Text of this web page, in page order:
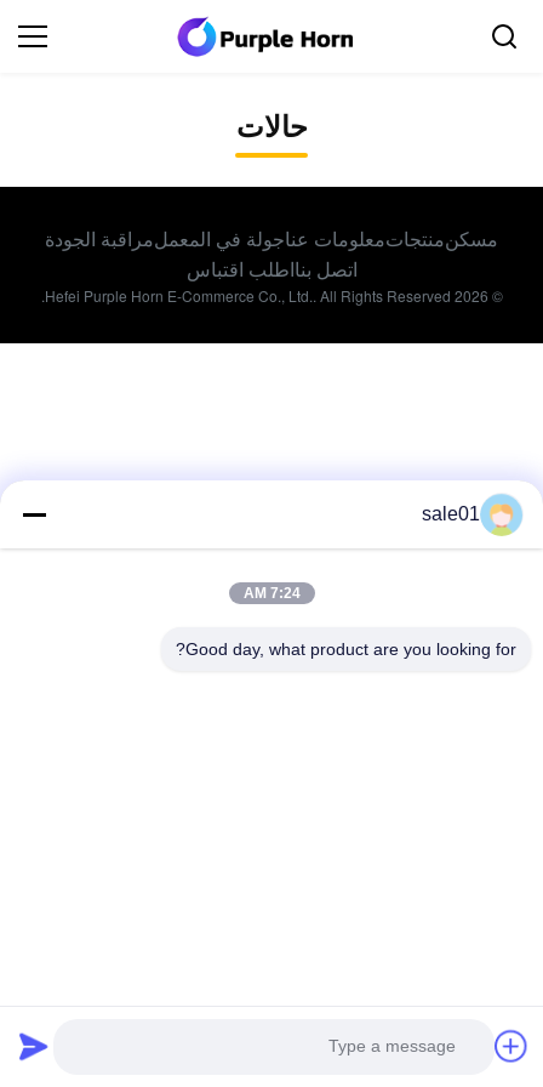
حالات
مسكنمنتجاتمعلومات عناجولة في المعملمراقبة الجودة
اتصل بنااطلب اقتباس
© 2026 Hefei Purple Horn E-Commerce Co., Ltd.. All Rights Reserved.
sale01
7:24 AM
Good day, what product are you looking for?